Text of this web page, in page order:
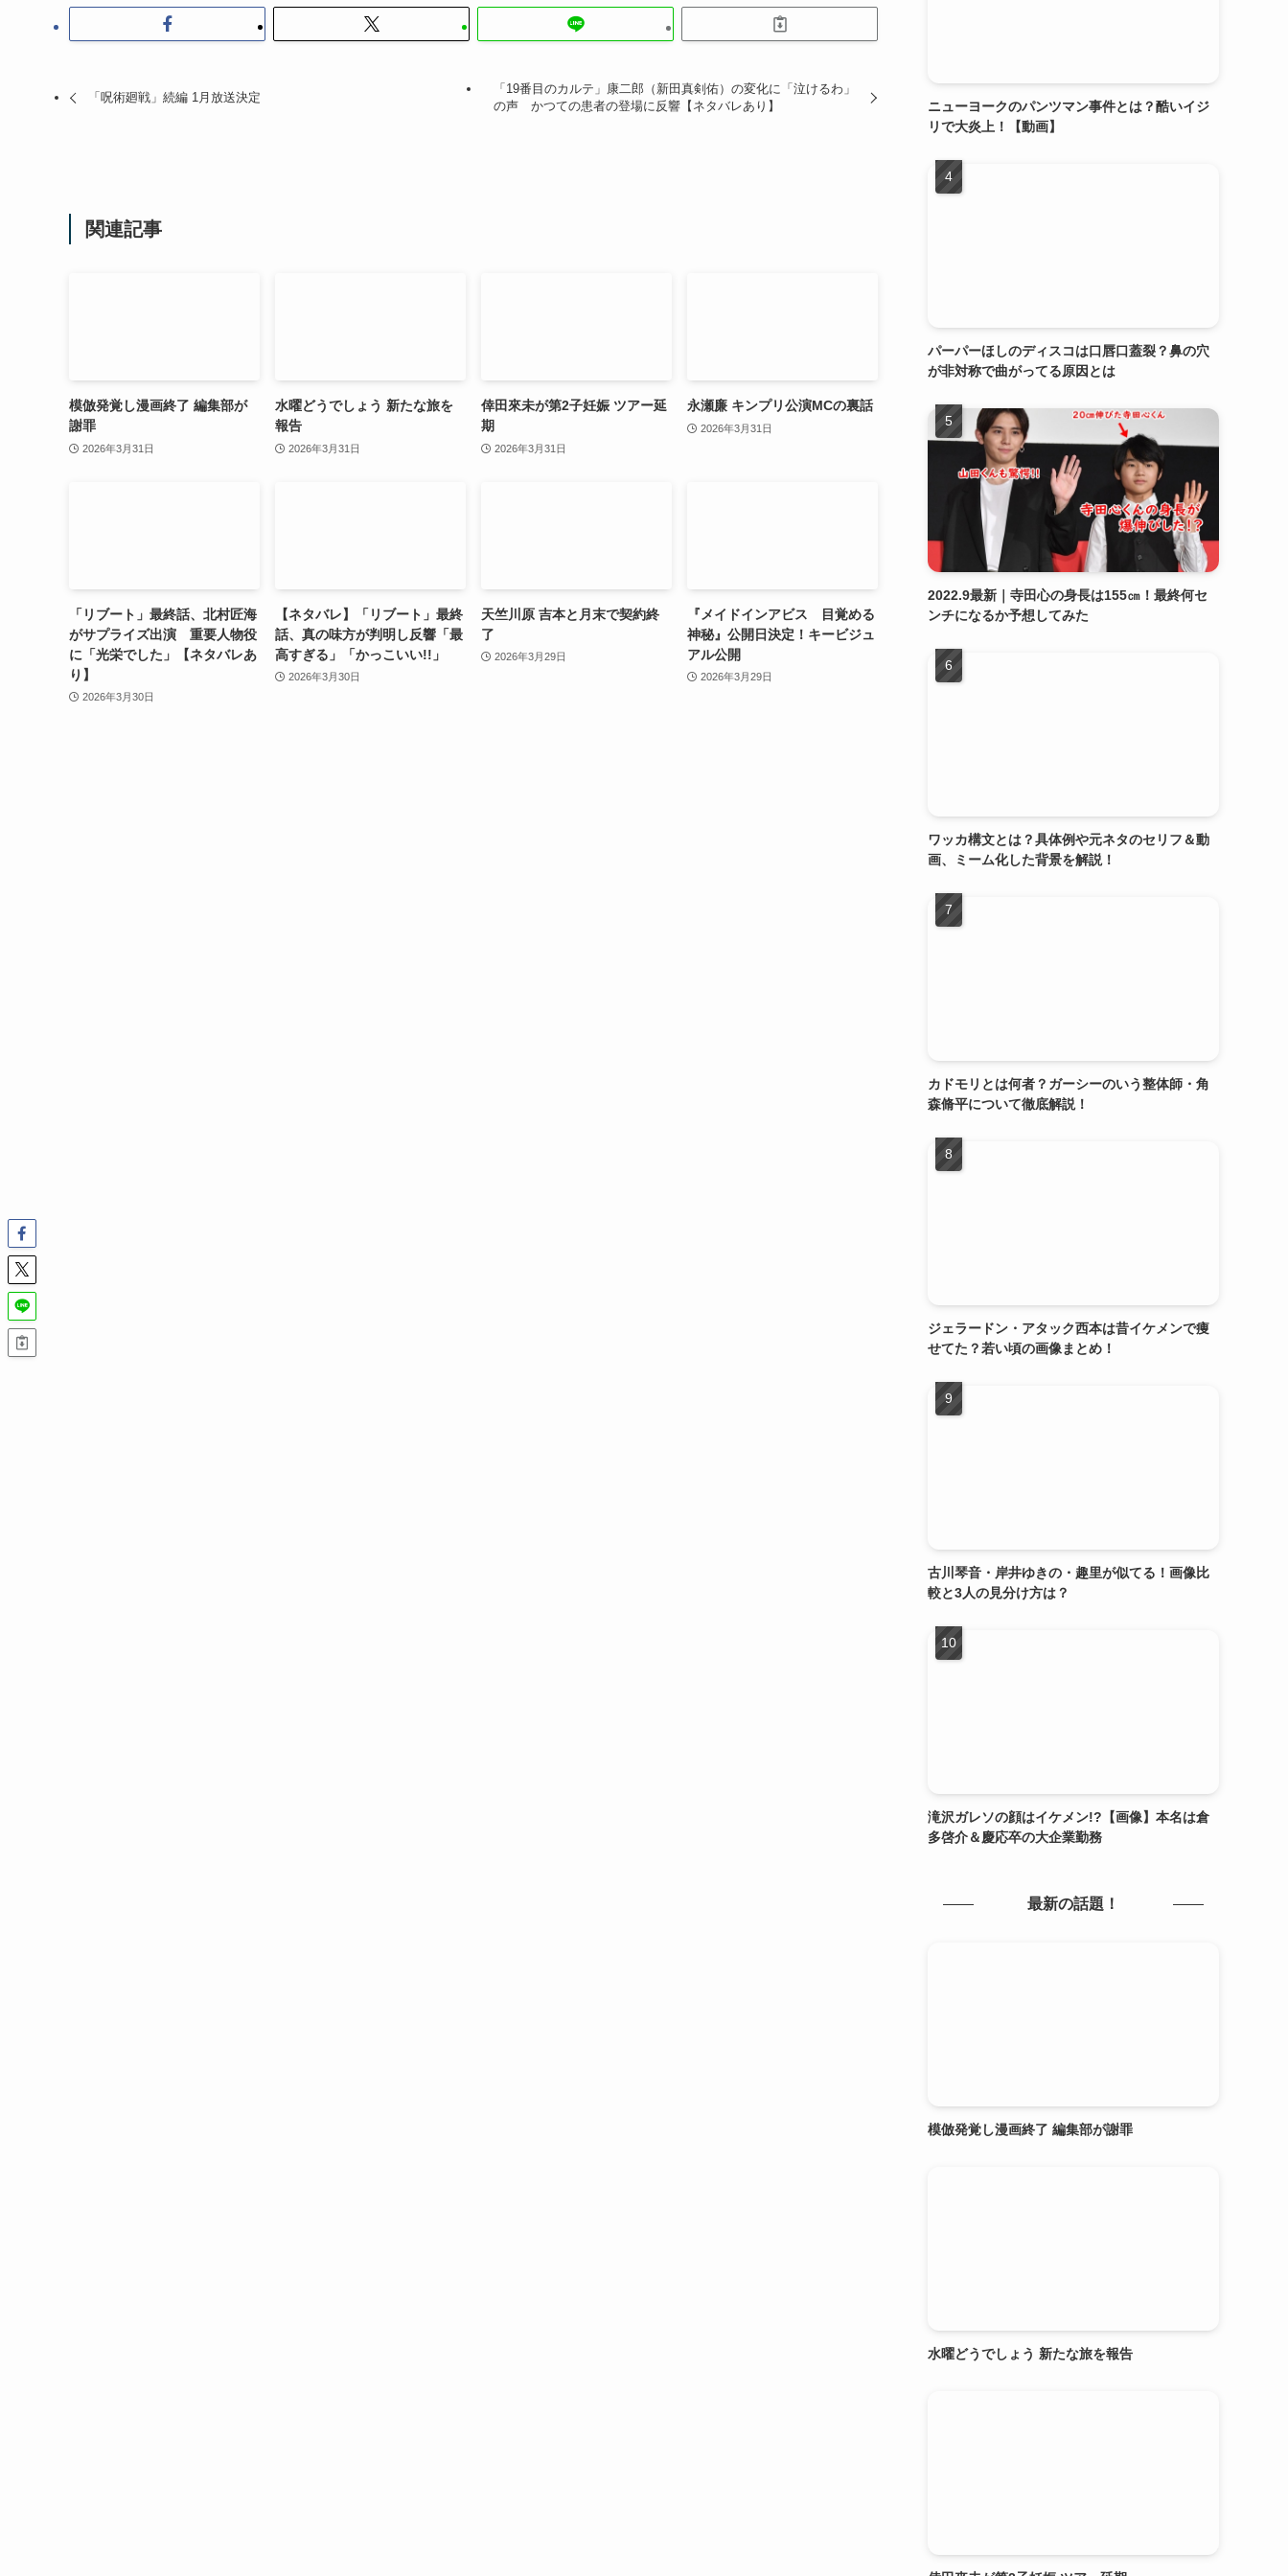
「呪術廻戦」続編 1月放送決定
「19番目のカルテ」康二郎（新田真剣佑）の変化に「泣けるわ」
の声 かつての患者の登場に反響【ネタバレあり】
関連記事
模倣発覚し漫画終了 編集部が
謝罪
2026年3月31日
水曜どうでしょう 新たな旅を
報告
2026年3月31日
倖田來未が第2子妊娠 ツアー延
期
2026年3月31日
永瀬廉 キンプリ公演MCの裏話
2026年3月31日
「リブート」最終話、北村匠海
がサプライズ出演 重要人物役
に「光栄でした」【ネタバレあ
り】
2026年3月30日
【ネタバレ】「リブート」最終
話、真の味方が判明し反響「最
高すぎる」「かっこいい!!」
2026年3月30日
天竺川原 吉本と月末で契約終
了
2026年3月29日
『メイドインアビス 目覚める
神秘』公開日決定！キービジュ
アル公開
2026年3月29日
ニューヨークのパンツマン事件とは？酷いイジ
リで大炎上！【動画】
パーパーほしのディスコは口唇口蓋裂？鼻の穴
が非対称で曲がってる原因とは
2022.9最新｜寺田心の身長は155㎝！最終何セ
ンチになるか予想してみた
ワッカ構文とは？具体例や元ネタのセリフ＆動
画、ミーム化した背景を解説！
カドモリとは何者？ガーシーのいう整体師・角
森脩平について徹底解説！
ジェラードン・アタック西本は昔イケメンで痩
せてた？若い頃の画像まとめ！
古川琴音・岸井ゆきの・趣里が似てる！画像比
較と3人の見分け方は？
滝沢ガレソの顔はイケメン!?【画像】本名は倉
多啓介＆慶応卒の大企業勤務
最新の話題！
模倣発覚し漫画終了 編集部が謝罪
水曜どうでしょう 新たな旅を報告